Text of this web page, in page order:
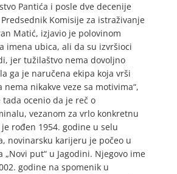
Pantića i posle dve decenije
Komisije za istraživanje
Matić, izjavio je polovinom
imena ubica, ali da su izvršioci
jer tužilaštvo nema dovoljno
ga je naručena ekipa koja vrši
nikakve veze sa motivima“,
ocenio da je reč o
vezanom za vrlo konkretnu
rođen 1954. godine u selu
novinarsku karijeru je počeo u
put“ u Jagodini. Njegovo ime
godine na spomenik u